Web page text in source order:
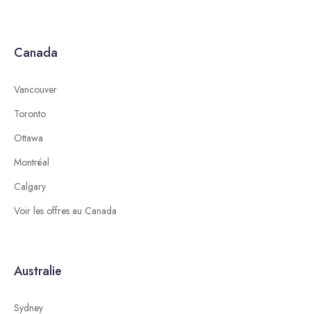
Canada
Vancouver
Toronto
Ottawa
Montréal
Calgary
Voir les offres au Canada
Australie
Sydney